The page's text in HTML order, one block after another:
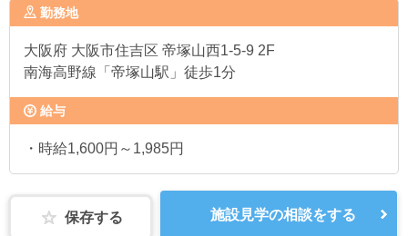
勤務地
大阪府 大阪市住吉区 帝塚山西1-5-9 2F
南海高野線「帝塚山駅」徒歩1分
給与
・時給1,600円～1,985円
保存する 施設見学の相談をする